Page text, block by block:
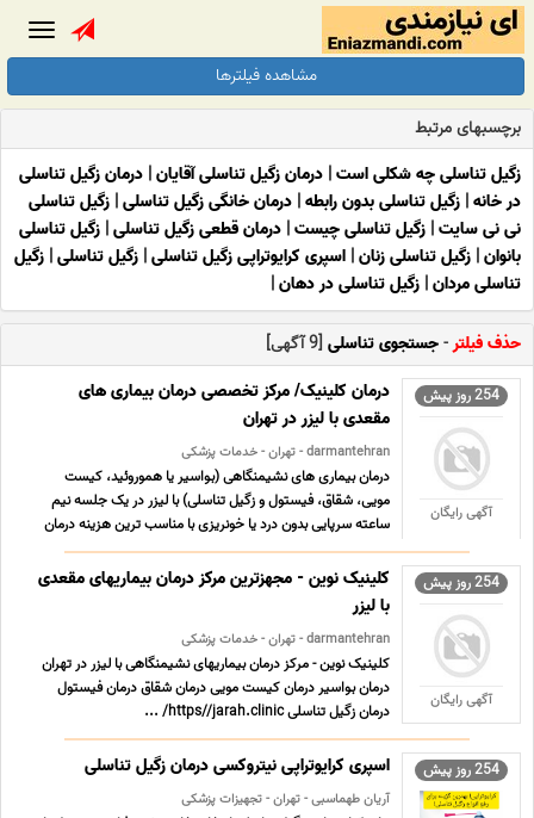
مشاهده فیلترها
برچسبهای مرتبط
زگیل تناسلی چه شکلی است| درمان زگیل تناسلی آقایان| درمان زگیل تناسلی
در خانه| زگیل تناسلی بدون رابطه| درمان خانگی زگیل تناسلی| زگیل تناسلی
نی نی سایت| زگیل تناسلی چیست| درمان قطعی زگیل تناسلی| زگیل تناسلی
بانوان| زگیل تناسلی زنان| اسپری کرایوتراپی زگیل تناسلی| زگیل تناسلی| زگیل
تناسلی مردان| زگیل تناسلی در دهان|
حذف فیلتر-جستجوی تناسلی [9 آگهی]
254 روز پیش
آگهی رایگان
درمان کلینیک/ مرکز تخصصی درمان بیماری های
مقعدی با لیزر در تهران
darmantehran - تهران - خدمات پزشکی
درمان بیماری های نشیمنگاهی (بواسیر یا هموروئید، کیست
مویی، شقاق، فیستول و زگیل تناسلی) با لیزر در یک جلسه نیم
ساعته سرپایی بدون درد یا خونریزی با مناسب ترین هزینه درمان
فوری و قطعی https//darman.clinic/ ...
254 روز پیش
آگهی رایگان
کلینیک نوین - مجهزترین مرکز درمان بیماریهای مقعدی
با لیزر
darmantehran - تهران - خدمات پزشکی
کلینیک نوین - مرکز درمان بیماریهای نشیمنگاهی با لیزر در تهران
درمان بواسیر درمان کیست مویی درمان شقاق درمان فیستول
درمان زگیل تناسلی https//jarah.clinic/ ...
254 روز پیش اسپری کرایوتراپی نیتروکسی درمان زگیل تناسلی
آریان طهماسبی - تهران - تجهیزات پزشکی